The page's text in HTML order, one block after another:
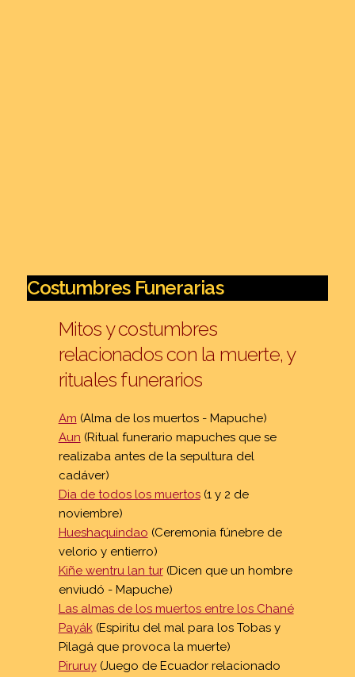
Wichis
Animales
Fenómenos atmosféricos
Juegos
Mitos Urbanos
Costumbres funerarias
Marco Teórico
Exvotos
Definición de mitologia
La dualidad en los mitos
Diferencia entre una leyenda y un mito
Devociones populares
Los angelitos
Gauchos Santos
Costumbres Funerarias
Mitos y costumbres
relacionados con la muerte, y
rituales funerarios
Am (Alma de los muertos - Mapuche)
Aun (Ritual funerario mapuches que se
realizaba antes de la sepultura del
cadáver)
Dia de todos los muertos(1 y 2 de
noviembre)
Hueshaquindao (Ceremonia fúnebre de
velorio y entierro)
Kiñe wentru lan tur(Dicen que un hombre
enviudó - Mapuche)
Las almas de los muertos entre los Chané
Payák(Espiritu del mal para los Tobas y
Pilagá que provoca la muerte)
Piruruy(Juego de Ecuador relacionado